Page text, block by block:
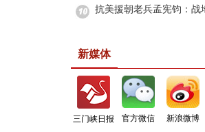
抗美援朝老兵孟宪钧：战
新媒体
三门峡日报 官方微信 新浪微博